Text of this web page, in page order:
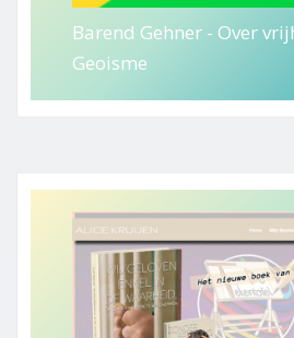
Barend Gehner - Over
Geoisme